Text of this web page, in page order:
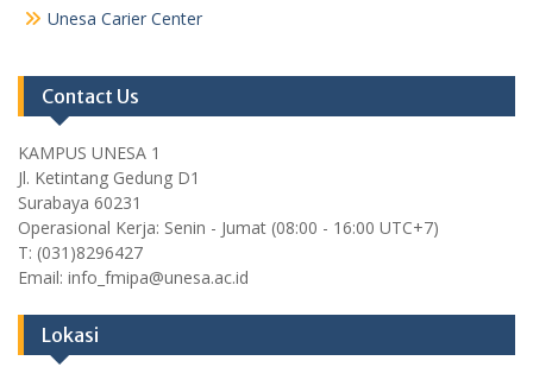
Unesa Carier Center
Contact Us
KAMPUS UNESA 1
Jl. Ketintang Gedung D1
Surabaya 60231
Operasional Kerja: Senin - Jumat (08:00 - 16:00 UTC+7)
T: (031)8296427
Email: info_fmipa@unesa.ac.id
Lokasi